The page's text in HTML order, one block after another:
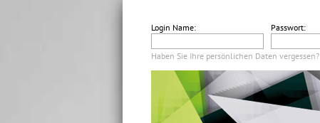
Login Name: Passwort:
Haben Sie Ihre persönlichen Daten vergessen?